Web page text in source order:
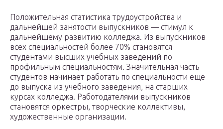
Положительная статистика трудоустройства и
дальнейшей занятости выпускников — стимул к
дальнейшему развитию колледжа. Из выпускников
всех специальностей более 70% становятся
студентами высших учебных заведений по
профильным специальностям. Значительная часть
студентов начинает работать по специальности еще
до выпуска из учебного заведения, на старших
курсах колледжа. Работодателями выпускников
становятся оркестры, творческие коллективы,
художественные организации.